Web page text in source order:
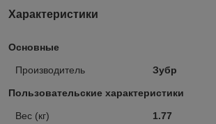
Характеристики
Основные
Производитель Зубр
Пользовательские характеристики
Вес (кг)
1.77